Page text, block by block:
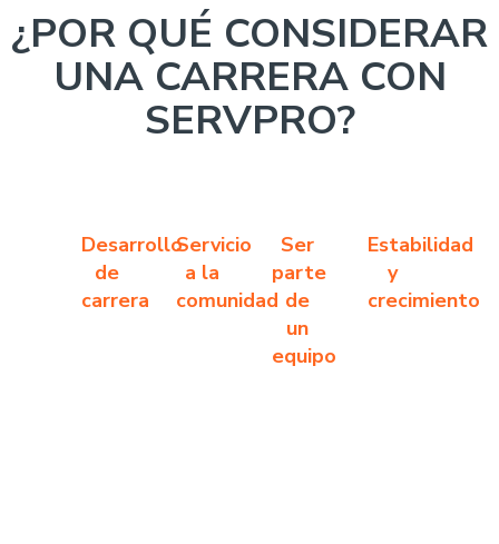
¿POR QUÉ CONSIDERAR
UNA CARRERA CON
SERVPRO?
Desarrollo
de
carrera
Servicio
a la
comunidad
Ser
parte
de
un
equipo
Estabilidad
y
crecimiento